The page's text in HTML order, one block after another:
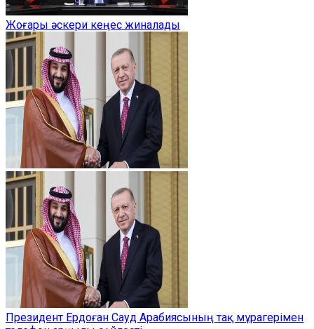
Жоғары әскери кеңес жиналады
Президент Ердоған Сауд Арабиясының тақ мұрагерімен